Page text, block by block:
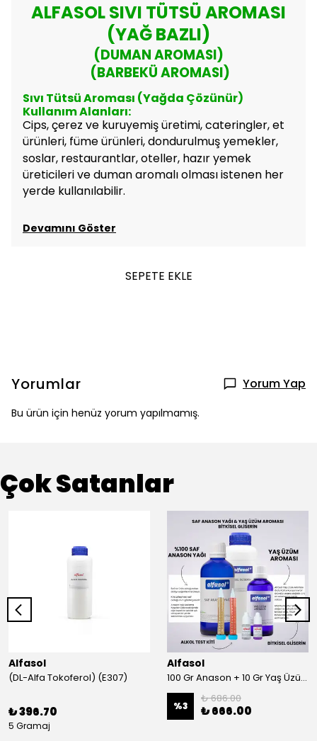
ALFASOL SIVI TÜTSÜ AROMASI
(YAĞ BAZLI)
(DUMAN AROMASI)
(BARBEKÜ AROMASI)
Sıvı Tütsü Aroması (Yağda Çözünür)
Kullanım Alanları:
Cips, çerez ve kuruyemiş üretimi, cateringler, et
ürünleri, füme ürünleri, dondurulmuş yemekler,
soslar, restaurantlar, oteller, hazır yemek
üreticileri ve duman aromalı olması istenen her
yerde kullanılabilir.
Devamını Göster
SEPETE EKLE
Yorumlar Yorum Yap
Bu ürün için henüz yorum yapılmamış.
Çok Satanlar
Alfasol
(DL-Alfa Tokoferol) (E307)
₺ 396.70
5 Gramaj
Alfasol
100 Gr Anason + 10 Gr Yaş Üzüm + 250 Gr Gliserin + Alkol Test Kiti
%3
₺ 686.00
₺ 666.00